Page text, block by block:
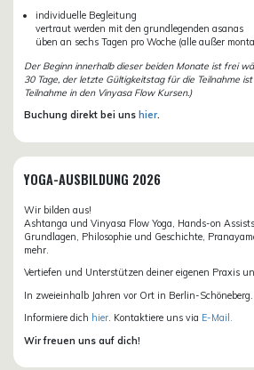
individuelle Begleitung
vertraut werden mit den grundlegenden asanas
üben an sechs Tagen pro Woche (alle außer
Der Beginn innerhalb dieser beiden Monate ist frei
30 Tage, der letzte Gültigkeitstag für die Teilnahme
Teilnahme in den Vinyasa Flow Kursen.)
Buchung direkt bei uns hier.
YOGA-AUSBILDUNG 2026
Wir bilden aus!
Ashtanga und Vinyasa Flow Yoga, Hands-on
Grundlagen, Philosophie und Geschichte,
mehr.
Vertiefen und Unterstützen deiner eigenen Praxis
In zweieinhalb Jahren vor Ort in Berlin-Schöneberg.
Informiere dich hier. Kontaktiere uns via E-Mail.
Wir freuen uns auf dich!